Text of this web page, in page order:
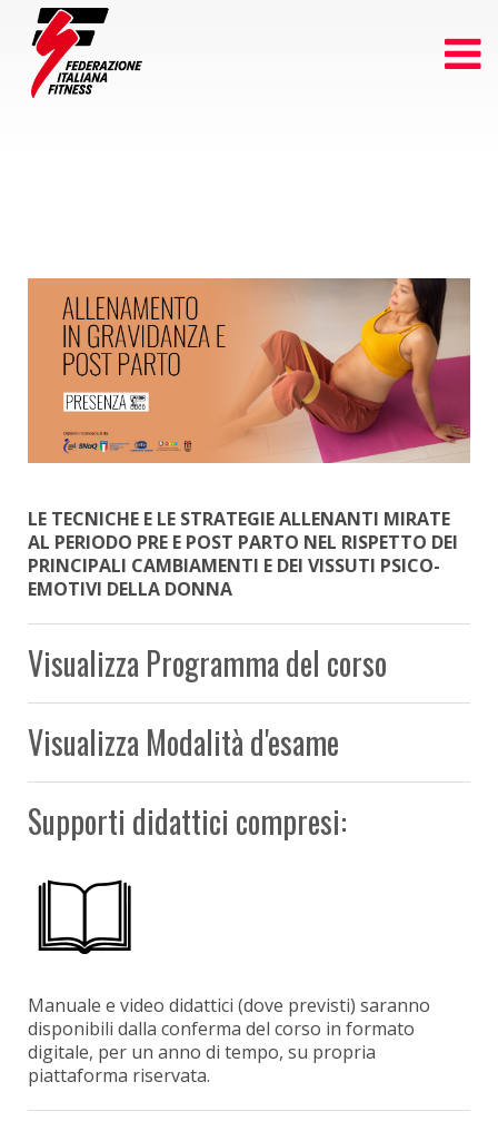
LE TECNICHE E LE STRATEGIE ALLENANTI MIRATE
AL PERIODO PRE E POST PARTO NEL RISPETTO DEI
PRINCIPALI CAMBIAMENTI E DEI VISSUTI PSICO-
EMOTIVI DELLA DONNA
Visualizza Programma del corso
Visualizza Modalità d'esame
Supporti didattici compresi:
Manuale e video didattici (dove previsti) saranno
disponibili dalla conferma del corso in formato
digitale, per un anno di tempo, su propria
piattaforma riservata.